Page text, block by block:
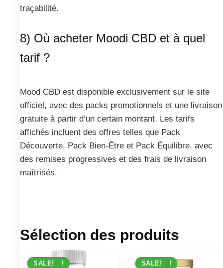
traçabilité.
8) Où acheter Moodi CBD et à quel
tarif ?
Mood CBD est disponible exclusivement sur le site
officiel, avec des packs promotionnels et une livraison
gratuite à partir d’un certain montant. Les tarifs
affichés incluent des offres telles que Pack
Découverte, Pack Bien-Être et Pack Équilibre, avec
des remises progressives et des frais de livraison
maîtrisés.
Sélection des produits
PROMO !
SALE! PROMO !
SALE!